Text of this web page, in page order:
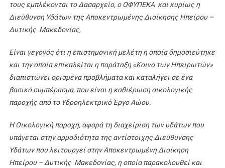
τους εμπλέκονται το Δασαρχείο, ο ΟΦΥΠΕΚΑ και κυρίως η
Διεύθυνση Υδάτων της Αποκεντρωμένης Διοίκησης Ηπείρου –
Δυτικής Μακεδονίας,
Είναι γεγονός ότι η επιστημονική μελέτη η οποία δημοσιεύτηκε
και την οποία επικαλείται η παράταξη «Κοινό των Ηπειρωτών»
διαπιστώνει ορισμένα προβλήματα και καταλήγει σε ένα
βασικό συμπέρασμα, που είναι η καθιέρωση οικολογικής
παροχής από το Υδροηλεκτρικό Έργο Αώου.
Η Οικολογική παροχή, αφορά τη διαχείριση των υδάτων που
υπάγεται στην αρμοδιότητα της αντίστοιχης Διεύθυνσης
Υδάτων που λειτουργεί στην Αποκεντρωμένη Διοίκηση
Ηπείρου – Δυτικής Μακεδονίας, η οποία παρακολουθεί και